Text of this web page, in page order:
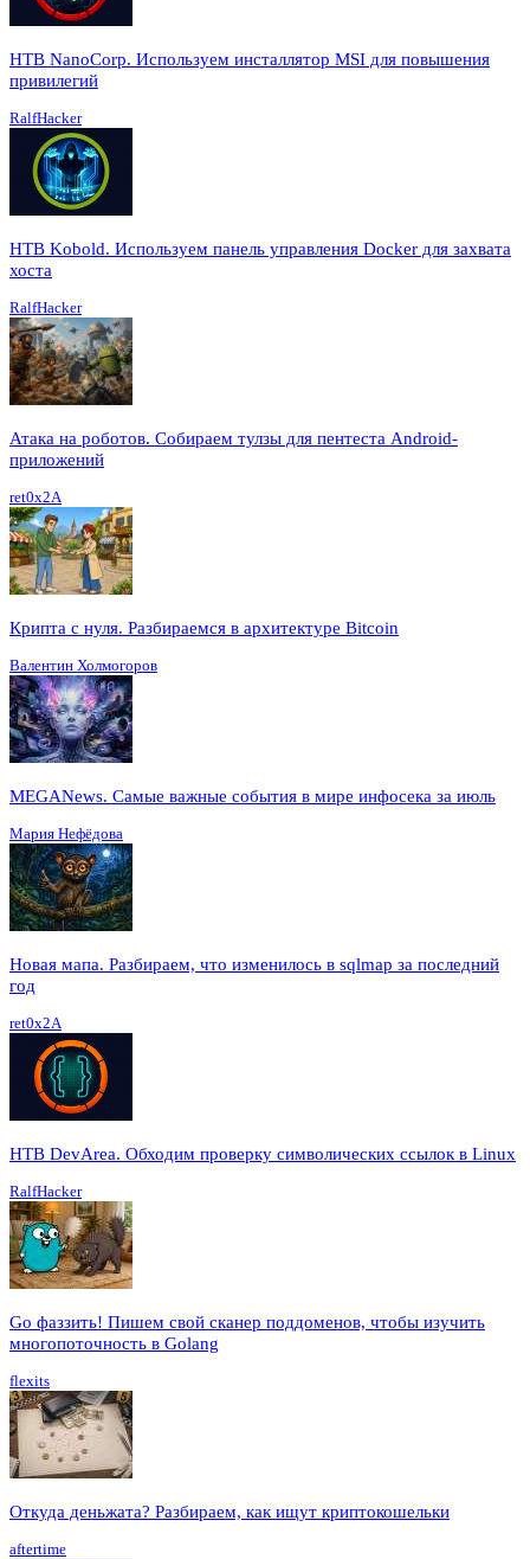
HTB NanoCorp. Используем инсталлятор MSI для повышения
привилегий
RalfHacker
HTB Kobold. Используем панель управления Docker для захвата
хоста
RalfHacker
Атака на роботов. Собираем тулзы для пентеста Android-
приложений
ret0x2A
Крипта с нуля. Разбираемся в архитектуре Bitcoin
Валентин Холмогоров
MEGANews. Cамые важные события в мире инфосека за июль
Мария Нефёдова
Новая мапа. Разбираем, что изменилось в sqlmap за последний
год
ret0x2A
HTB DevArea. Обходим проверку символических ссылок в Linux
RalfHacker
Go фаззить! Пишем свой сканер поддоменов, чтобы изучить
многопоточность в Golang
flexits
Откуда деньжата? Разбираем, как ищут криптокошельки
aftertime